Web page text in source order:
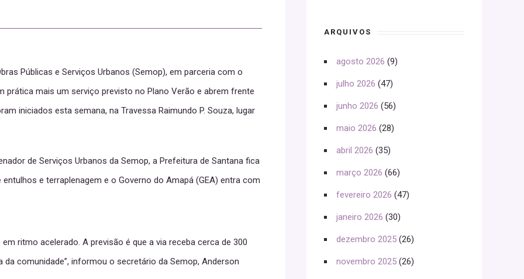
Públicas e Serviços Urbanos (Semop), em parceria com o
prática mais um serviço previsto no Plano Verão e abrem frente
iniciados esta semana, na Travessa Raimundo P. Souza, lugar
de Serviços Urbanos da Semop, a Prefeitura de Santana fica
e terraplenagem e o Governo do Amapá (GEA) entra com
ritmo acelerado. A previsão é que a via receba cerca de 300
comunidade”, informou o secretário da Semop, Anderson
ARQUIVOS
agosto 2026 (9)
julho 2026 (47)
junho 2026 (56)
maio 2026 (28)
abril 2026 (35)
março 2026 (66)
fevereiro 2026 (47)
janeiro 2026 (30)
dezembro 2025 (26)
novembro 2025 (26)